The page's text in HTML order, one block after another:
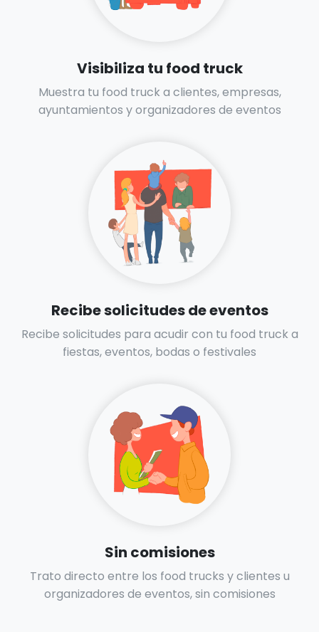
Visibiliza tu food truck
Muestra tu food truck a clientes, empresas,
ayuntamientos y organizadores de eventos
Recibe solicitudes de eventos
Recibe solicitudes para acudir con tu food truck a
fiestas, eventos, bodas o festivales
Sin comisiones
Trato directo entre los food trucks y clientes u
organizadores de eventos, sin comisiones